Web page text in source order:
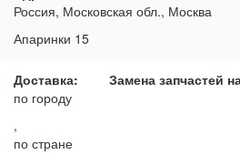
Россия, Московская обл., Москва
Апаринки 15
Доставка:
по городу
,
по стране
Замена запчастей